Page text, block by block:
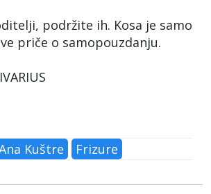
podržite ih. Kosa je samo
priče o samopouzdanju.
Kuštre Frizure